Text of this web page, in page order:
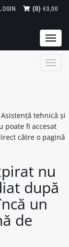
(0) €0,00
LOGIN
tehnică și
poate fi accesat
către o pagină
nu
după
un
de